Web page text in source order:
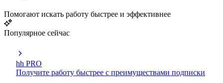
Помогают искать работу быстрее и эффективнее
Популярное сейчас
hh PRO
Получите работу быстрее с преимуществами подписки